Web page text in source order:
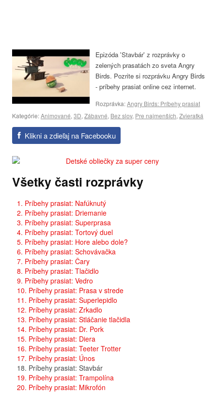
Epizóda 'Stavbár' z rozprávky o
zelených prasatách zo sveta Angry
Birds. Pozrite si rozprávku Angry Birds
- príbehy prasiat online cez internet.
Rozprávka:Angry Birds: Príbehy prasiat
Kategórie:Animované, 3D, Zábavné, Bez slov, Pre najmenších, Zvieratká
Klikni a zdieľaj na Facebooku
Všetky časti rozprávky
1. Príbehy prasiat: Nafúknutý
2. Príbehy prasiat: Driemanie
3. Príbehy prasiat: Superprasa
4. Príbehy prasiat: Tortový duel
5. Príbehy prasiat: Hore alebo dole?
6. Príbehy prasiat: Schovávačka
7. Príbehy prasiat: Čary
8. Príbehy prasiat: Tlačidlo
9. Príbehy prasiat: Vedro
10. Príbehy prasiat: Prasa v strede
11. Príbehy prasiat: Superlepidlo
12. Príbehy prasiat: Zrkadlo
13. Príbehy prasiat: Stláčanie tlačidla
14. Príbehy prasiat: Dr. Pork
15. Príbehy prasiat: Diera
16. Príbehy prasiat: Teeter Trotter
17. Príbehy prasiat: Únos
18. Príbehy prasiat: Stavbár
19. Príbehy prasiat: Trampolína
20. Príbehy prasiat: Mikrofón